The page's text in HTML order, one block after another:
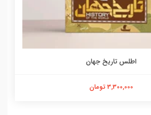
اطلس تاریخ جهان
3,300,000 تومان